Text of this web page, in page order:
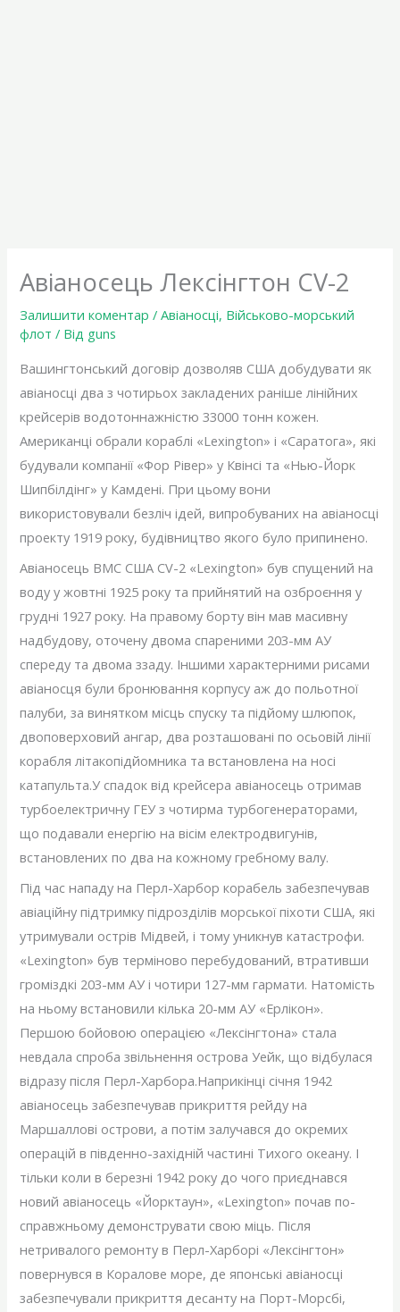
Авіаносець Лексінгтон CV-2
Залишити коментар /Авіаносці, Військово-морський
флот / Від guns
Вашингтонський договір дозволяв США добудувати як
авіаносці два з чотирьох закладених раніше лінійних
крейсерів водотоннажністю 33000 тонн кожен.
Американці обрали кораблі «Lexington» і «Саратога», які
будували компанії «Фор Рівер» у Квінсі та «Нью-Йорк
Шипбілдінг» у Камдені. При цьому вони
використовували безліч ідей, випробуваних на авіаносці
проекту 1919 року, будівництво якого було припинено.
Авіаносець ВМС США CV-2 «Lexington» був спущений на
воду у жовтні 1925 року та прийнятий на озброєння у
грудні 1927 року. На правому борту він мав масивну
надбудову, оточену двома спареними 203-мм АУ
спереду та двома ззаду. Іншими характерними рисами
авіаносця були бронювання корпусу аж до польотної
палуби, за винятком місць спуску та підйому шлюпок,
двоповерховий ангар, два розташовані по осьовій лінії
корабля літакопідйомника та встановлена ​​на носі
катапульта.У спадок від крейсера авіаносець отримав
турбоелектричну ГЕУ з чотирма турбогенераторами,
що подавали енергію на вісім електродвигунів,
встановлених по два на кожному гребному валу.
Під час нападу на Перл-Харбор корабель забезпечував
авіаційну підтримку підрозділів морської піхоти США, які
утримували острів Мідвей, і тому уникнув катастрофи.
«Lexington» був терміново перебудований, втративши
громіздкі 203-мм АУ і чотири 127-мм гармати. Натомість
на ньому встановили кілька 20-мм АУ «Ерлікон».
Першою бойовою операцією «Лексінгтона» стала
невдала спроба звільнення острова Уейк, що відбулася
відразу після Перл-Харбора.Наприкінці січня 1942
авіаносець забезпечував прикриття рейду на
Маршаллові острови, а потім залучався до окремих
операцій в південно-західній частині Тихого океану. І
тільки коли в березні 1942 року до чого приєднався
новий авіаносець «Йорктаун», «Lexington» почав по-
справжньому демонструвати свою міць. Після
нетривалого ремонту в Перл-Харборі «Лексінгтон»
повернувся в Коралове море, де японські авіаносці
забезпечували прикриття десанту на Порт-Морсбі,